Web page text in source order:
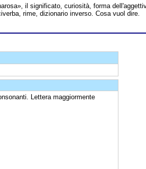
il significato, curiosità, forma
rime, dizionario inverso. Cosa vuol dire.
Lettera maggiormente